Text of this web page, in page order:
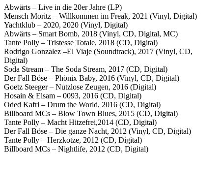
Abwärts – Live in die 20er Jahre (LP)
Mensch Moritz – Willkommen im Freak, 2021 (Vinyl, Digital)
Yachtklub – 2020, 2020 (Vinyl, Digital)
Abwärts – Smart Bomb, 2018 (Vinyl, CD, Digital, MC)
Tante Polly – Tristesse Totale, 2018 (CD, Digital)
Rodrigo Gonzalez –El Viaje (Soundtrack), 2017 (Vinyl, CD,
Digital)
Soda Stream – The Soda Stream, 2017 (CD, Digital)
Der Fall Böse – Phönix Baby, 2016 (Vinyl, CD, Digital)
Goetz Steeger – Nutzlose Zeugen, 2016 (Digital)
Hosain & Elsam – 0093, 2016 (CD, Digital)
Oded Kafri – Drum the World, 2016 (CD, Digital)
Billboard MCs – Blow Town Blues, 2015 (CD, Digital)
Tante Polly – Macht Hitzefrei,2014 (CD, Digital)
Der Fall Böse – Die ganze Nacht, 2012 (Vinyl, CD, Digital)
Tante Polly – Herzkotze, 2012 (CD, Digital)
Billboard MCs – Nightlife, 2012 (CD, Digital)